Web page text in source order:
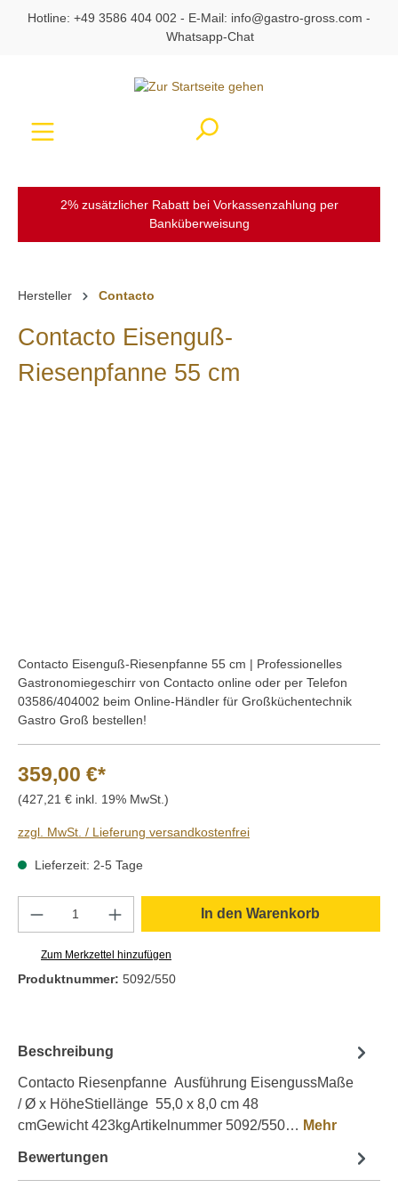
springen
Hotline: +49 3586 404 002 - E-Mail: info@gastro-gross.com -
Whatsapp-Chat
2% zusätzlicher Rabatt bei Vorkassenzahlung per
Banküberweisung
Hersteller Contacto
Contacto Eisenguß-
Riesenpfanne 55 cm
Contacto Eisenguß-Riesenpfanne 55 cm | Professionelles
Gastronomiegeschirr von Contacto online oder per Telefon
03586/404002 beim Online-Händler für Großküchentechnik
Gastro Groß bestellen!
359,00 €*
(427,21 € inkl. 19% MwSt.)
zzgl. MwSt. / Lieferung versandkostenfrei
Lieferzeit: 2-5 Tage
Produkt Anzahl: Gib den gewünschten
In den Warenkorb
Zum Merkzettel hinzufügen
Produktnummer: 5092/550
Beschreibung
Contacto Riesenpfanne Ausführung EisengussMaße
/ Ø x HöheStiellänge 55,0 x 8,0 cm 48
cmGewicht 423kgArtikelnummer 5092/550… Mehr
Bewertungen